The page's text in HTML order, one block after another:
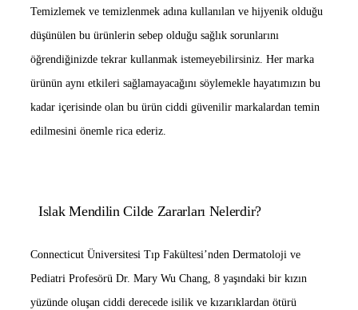
Temizlemek ve temizlenmek adına kullanılan ve hijyenik olduğu
düşünülen bu ürünlerin sebep olduğu sağlık sorunlarını
öğrendiğinizde tekrar kullanmak istemeyebilirsiniz. Her marka
ürünün aynı etkileri sağlamayacağını söylemekle hayatımızın bu
kadar içerisinde olan bu ürün ciddi güvenilir markalardan temin
edilmesini önemle rica ederiz.
Islak Mendilin Cilde Zararları Nelerdir?
Connecticut Üniversitesi Tıp Fakültesi’nden Dermatoloji ve
Pediatri Profesörü Dr. Mary Wu Chang, 8 yaşındaki bir kızın
yüzünde oluşan ciddi derecede isilik ve kızarıklardan ötürü